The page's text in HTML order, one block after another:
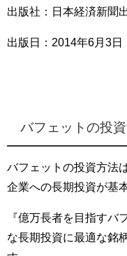
出版社：日本経済新聞
出版日：2014年6月3日
バフェットの投
バフェットの投資方法
企業への長期投資が基
『億万長者を目指すバ
な長期投資に最適な銘